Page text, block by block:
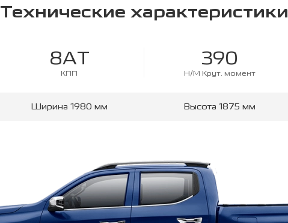
Технические характеристики
8AT
КПП
390
Н/М Крут. момент
Ширина 1980 мм Высота 1875 мм